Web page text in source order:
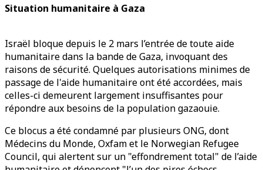
Situation humanitaire à Gaza
Israël bloque depuis le 2 mars l’entrée de toute aide
humanitaire dans la bande de Gaza, invoquant des
raisons de sécurité. Quelques autorisations minimes de
passage de l'aide humanitaire ont été accordées, mais
celles-ci demeurent largement insuffisantes pour
répondre aux besoins de la population gazaouie.
Ce blocus a été condamné par plusieurs ONG, dont
Médecins du Monde, Oxfam et le Norwegian Refugee
Council, qui alertent sur un "effondrement total" de l’aide